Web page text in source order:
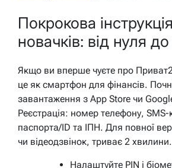
Покрокова
новачків: від нуля
Якщо ви вперше чуєте про
це як смартфон для фінансів.
завантаження з App Store чи
Реєстрація: номер телефону,
паспорта/ID та ІПН. Для повної
чи відеодзвінок, триває 2 хвилини.
Налаштуйте PIN і